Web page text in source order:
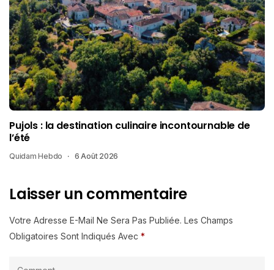
Pujols : la destination culinaire incontournable de
l’été
Quidam Hebdo 6 Août 2026
Laisser un commentaire
Votre Adresse E-Mail Ne Sera Pas Publiée. Les Champs
Obligatoires Sont Indiqués Avec *